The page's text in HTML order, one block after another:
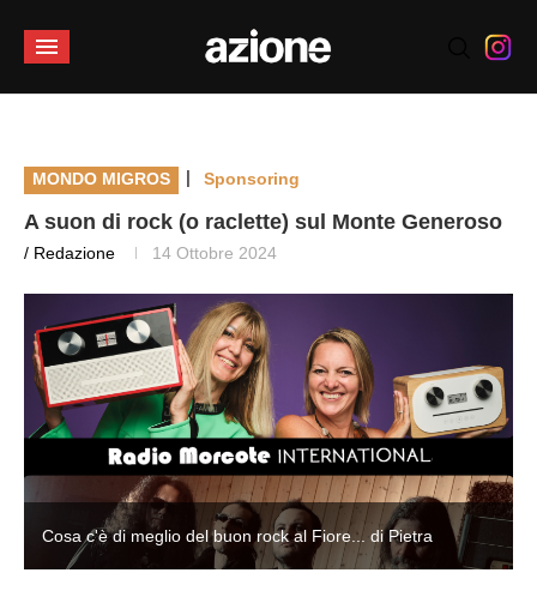
MONDO MIGROS | Sponsoring
A suon di rock (o raclette) sul Monte Generoso
/ Redazione 14 Ottobre 2024
Cosa c'è di meglio del buon rock al Fiore... di Pietra